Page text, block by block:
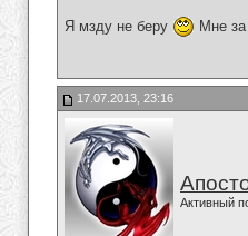
Я мзду не беру Мне
17.07.2013, 23:16
Активный